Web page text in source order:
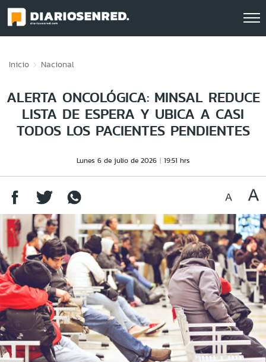
Inicio Nacional
ALERTA ONCOLÓGICA: MINSAL REDUCE
LISTA DE ESPERA Y UBICA A CASI
TODOS LOS PACIENTES PENDIENTES
Lunes 6 de julio de 2026 19:51 hrs